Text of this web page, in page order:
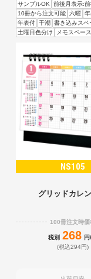
サンプルOK
前後月表示:
10冊から注文可能 六曜
年表付 干潮 書き込みスペ
土曜日色分け
メモスペー
NS105
グリッドカレ
100冊注文時価
税別 268
(税込294円)